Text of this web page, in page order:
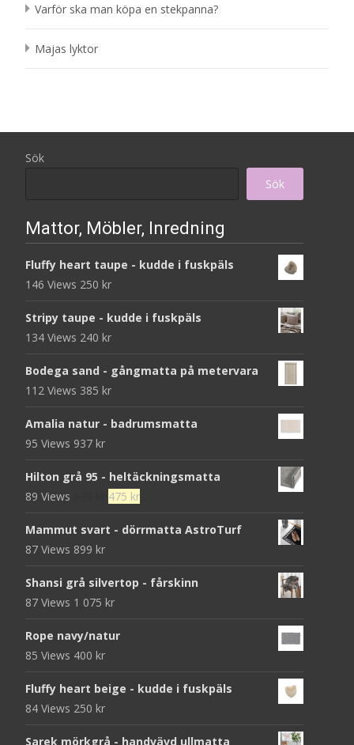
Varför ska man köpa en stekpanna?
Majas lyktor
Sök
Sök
Mattor, Möbler, Inredning
Fluffy heart taupe - kudde i fuskpäls
146 Views 250 kr
Stripy taupe - kudde i fuskpäls
134 Views 240 kr
Bodega sand - gångmatta på metervara
112 Views 385 kr
Amalia natur - badrumsmatta
95 Views 937 kr
Hilton grå 95 - heltäckningsmatta
89 Views
Det
priset
475 krDet
priset
475 kr.
Mammut svart - dörrmatta AstroTurf
87 Views 899 kr
Shansi grå silvertop - fårskinn
87 Views 1 075 kr
Rope navy/natur
85 Views 400 kr
Fluffy heart beige - kudde i fuskpäls
84 Views 250 kr
Sarek mörkgrå - handvävd ullmatta